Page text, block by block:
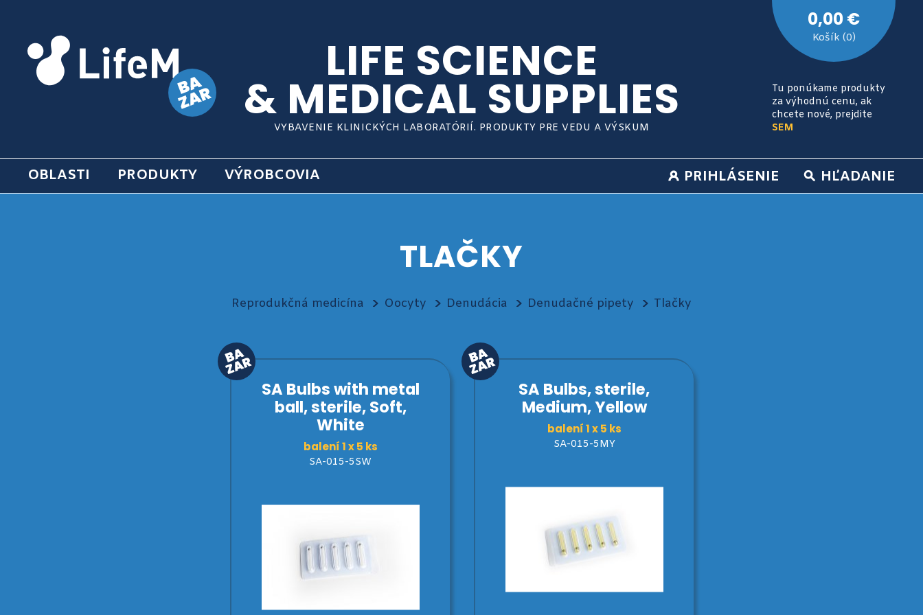
LIFE SCIENCE
& MEDICAL SUPPLIES
VYBAVENIE KLINICKÝCH LABORATÓRIÍ. PRODUKTY PRE VEDU A VÝSKUM
0,00 €
Košík (0)
Tu ponúkame produkty
za výhodnú cenu, ak
chcete nové, prejdite
SEM
OBLASTI PRODUKTY VÝROBCOVIA HĽADANIE
PRIHLÁSENIE
TLAČKY
Reprodukčná medicína Oocyty Denudácia Denudačné pipety Tlačky
SA Bulbs with metal
ball, sterile, Soft,
White
balení 1 x 5 ks
SA-015-5SW
SA Bulbs, sterile,
Medium, Yellow
balení 1 x 5 ks
SA-015-5MY